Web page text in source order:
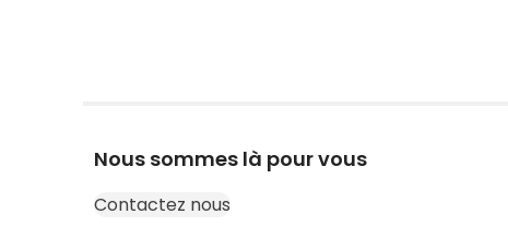
Nous sommes là pour vous
Contactez nous